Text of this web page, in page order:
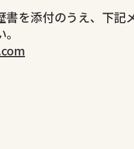
書を添付のうえ、下記